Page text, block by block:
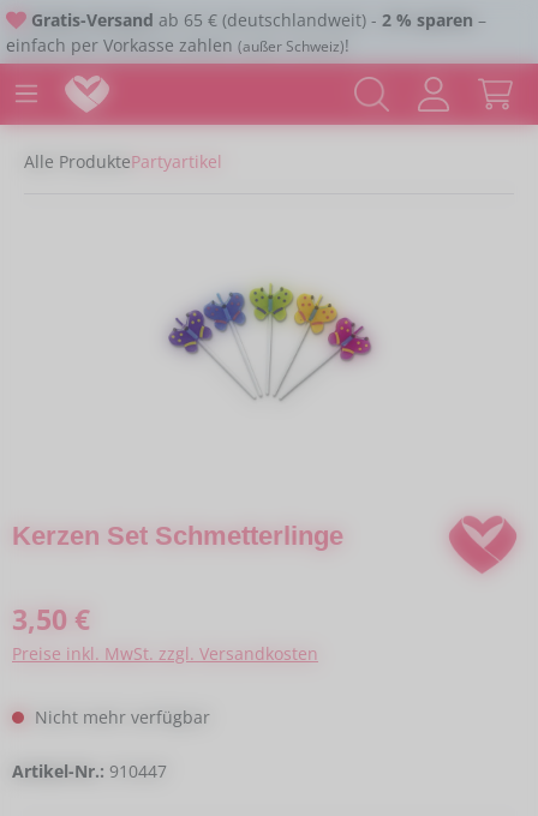
Zum Hauptinhalt springen
Gratis-Versand ab 65 € (deutschlandweit) - 2 % sparen –
einfach per Vorkasse zahlen (außer Schweiz)!
Alle ProduktePartyartikel
Kerzen Set Schmetterlinge
Regulärer Preis:
3,50 €
Preise inkl. MwSt. zzgl. Versandkosten
Nicht mehr verfügbar
Artikel-Nr.: 910447